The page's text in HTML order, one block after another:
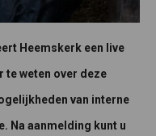
Heemskerk een live
te weten over deze
van interne
Na aanmelding kunt u